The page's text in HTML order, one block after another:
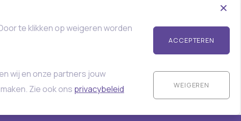
te klikken op weigeren worden
wij en onze partners jouw
Zie ook ons privacybeleid
ACCEPTEREN
WEIGEREN